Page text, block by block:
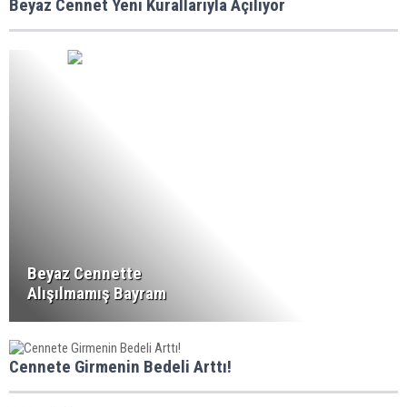
Beyaz Cennet Yeni Kurallarıyla Açılıyor
Beyaz Cennette
Alışılmamış Bayram
Cennete Girmenin Bedeli Arttı!